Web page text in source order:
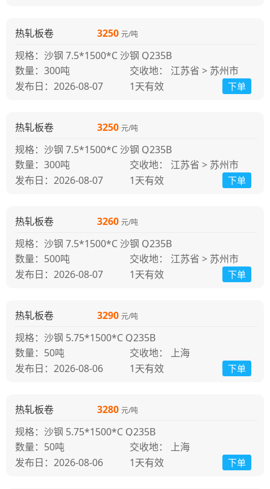
热轧板卷 3250 元/吨
发布日：2026-08-07
规格：沙钢 7.5*1500*C 沙钢 Q235B
下单
300吨
交收地： 江苏省 > 苏州市
1天有效
热轧板卷 3250 元/吨
发布日：2026-08-07
规格：沙钢 7.5*1500*C 沙钢 Q235B
下单
300吨
交收地： 江苏省 > 苏州市
1天有效
热轧板卷 3260 元/吨
发布日：2026-08-07
规格：沙钢 7.5*1500*C 沙钢 Q235B
下单
500吨
交收地： 江苏省 > 苏州市
1天有效
热轧板卷 3290 元/吨
发布日：2026-08-06
规格：沙钢 5.75*1500*C Q235B
下单
50吨
交收地： 上海
1天有效
热轧板卷 3280 元/吨
发布日：2026-08-06
规格：沙钢 5.75*1500*C Q235B
下单
50吨
交收地： 上海
1天有效